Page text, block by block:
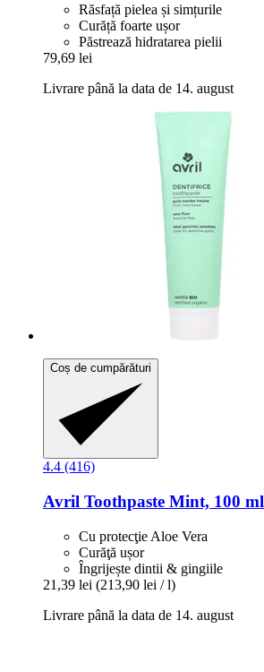
Răsfață pielea și simțurile
Curăță foarte ușor
Păstrează hidratarea pielii
79,69 lei
Livrare până la data de 14. august
Coș de cumpărături
4.4 (416)
Avril Toothpaste Mint, 100 ml
Cu protecţie Aloe Vera
Curăţă ușor
Îngrijește dintii & gingiile
21,39 lei (213,90 lei / l)
Livrare până la data de 14. august